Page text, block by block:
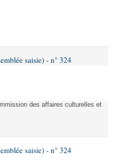
saisie) - n° 324
des affaires culturelles et
saisie) - n° 324